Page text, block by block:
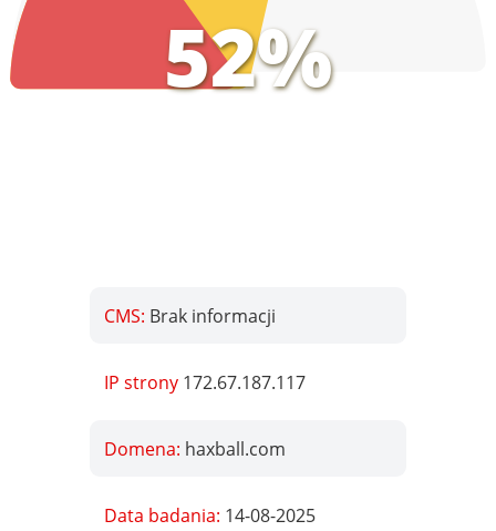
52%
CMS: Brak informacji
IP strony 172.67.187.117
Domena: haxball.com
Data badania: 14-08-2025